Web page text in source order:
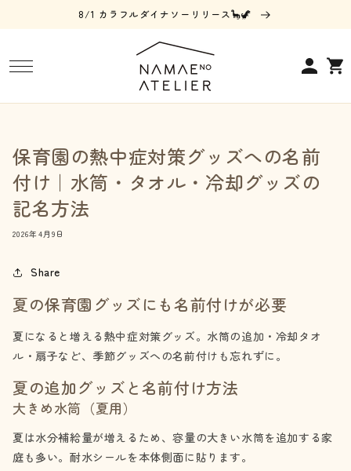
8/1 カラフルダイナソーリリース🦕🦖
グ
イ
ー
保育園の熱中症対策グッズへの名前
付け｜水筒・タオル・冷却グッズの
記名方法
2026年4月9日
Share
夏の保育園グッズにも名前付けが必要
夏になると増える熱中症対策グッズ。水筒の追加・冷却タオ
ル・扇子など、季節グッズへの名前付けも忘れずに。
夏の追加グッズと名前付け方法
大きめ水筒（夏用）
夏は水分補給量が増えるため、容量の大きい水筒を追加する家
庭も多い。耐水シールを本体側面に貼ります。